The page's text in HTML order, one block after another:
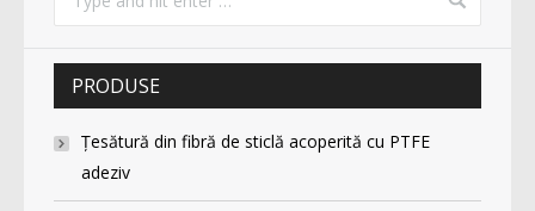
PRODUSE
Ţesătură din fibră de sticlă acoperită cu PTFE
adeziv